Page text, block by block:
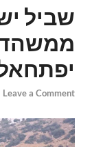
ממשהד
Leave a Comment